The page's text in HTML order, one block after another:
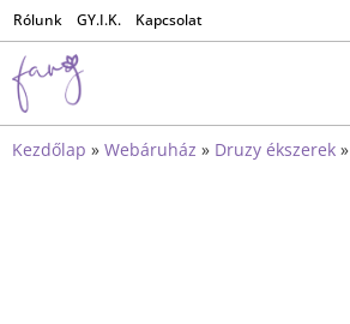
Rólunk GY.I.K. Kapcsolat
Kezdőlap » Webáruház » Druzy ékszerek »